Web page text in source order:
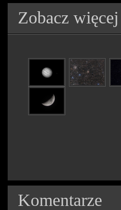
Zobacz więcej
Komentarze